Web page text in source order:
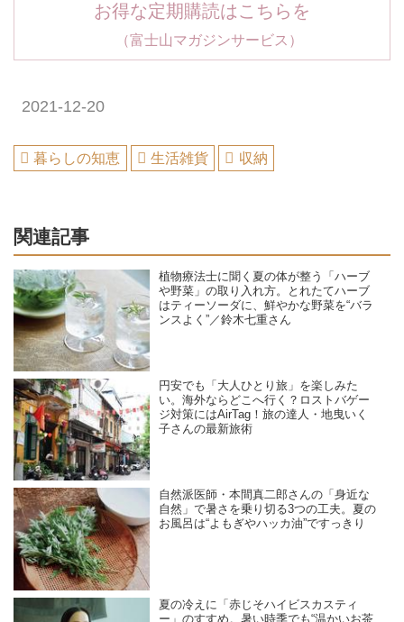
お得な定期購読はこちらを
（富士山マガジンサービス）
2021-12-20
暮らしの知恵 生活雑貨 収納
関連記事
植物療法士に聞く夏の体が整う「ハーブ
や野菜」の取り入れ方。とれたてハーブ
はティーソーダに、鮮やかな野菜を“バラ
ンスよく”／鈴木七重さん
円安でも「大人ひとり旅」を楽しみた
い。海外ならどこへ行く？ロストバゲー
ジ対策にはAirTag！旅の達人・地曳いく
子さんの最新旅術
自然派医師・本間真二郎さんの「身近な
自然」で暑さを乗り切る3つの工夫。夏の
お風呂は“よもぎやハッカ油”ですっきり
夏の冷えに「赤じそハイビスカスティ
ー」のすすめ。暑い時季でも“温かいお茶